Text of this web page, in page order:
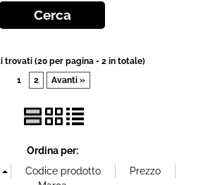
BEST SELLER
Nautica
Offerte Del mese
Fineserie e Occasioni
trovati (20 per pagina - 2 in totale)
1
2 Avanti »
Ordina per: